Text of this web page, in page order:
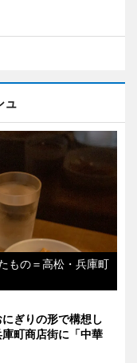
ュ
もの＝高松・兵庫町
ぎりの形で構想し
町商店街に「中華